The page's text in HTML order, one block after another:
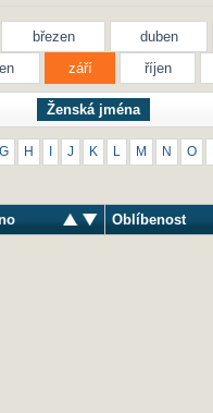
březen duben
září říjen
Ženská jména
G H J K M N O
Oblíbenost